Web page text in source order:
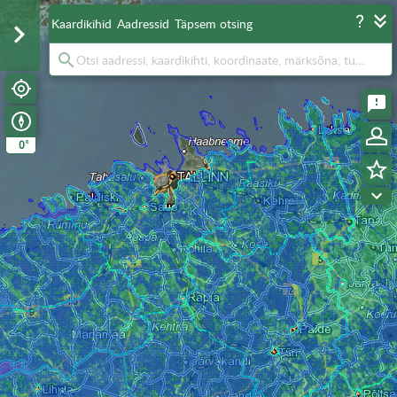
0°
Kaardikihid Aadressid Täpsem otsing